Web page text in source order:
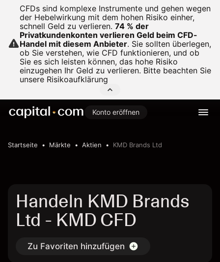
CFDs sind komplexe Instrumente und gehen wegen
der Hebelwirkung mit dem hohen Risiko einher,
schnell Geld zu verlieren. 74 % der
Privatkundenkonten verlieren Geld beim CFD-
Handel mit diesem Anbieter. Sie sollten überlegen,
ob Sie verstehen, wie CFD funktionieren, und ob
Sie es sich leisten können, das hohe Risiko
einzugehen Ihr Geld zu verlieren. Bitte beachten Sie
unsere Risikoaufklärung
Konto eröffnen
Startseite Märkte Aktien KMD Brands Ltd
Handeln KMD Brands
Ltd - KMD CFD
Zu Favoriten hinzufügen